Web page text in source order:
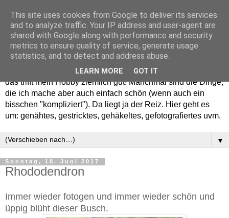
Willkommen in meinem "Wohnzimmer". Einfach und schön -
das trifft mein Hobby ziemlich gut! Manchmal sind die Dinge,
die ich mache aber auch einfach schön (wenn auch ein
bisschen "kompliziert"). Da liegt ja der Reiz. Hier geht es
um: genähtes, gestricktes, gehäkeltes, gefotografiertes uvm.
▼
Sonntag, 18. Juni 2017
Rhododendron
Immer wieder fotogen und immer wieder schön und
üppig blüht dieser Busch.
This site uses cookies from Google to deliver its services
and to analyze traffic. Your IP address and user-agent are
shared with Google along with performance and security
metrics to ensure quality of service, generate usage
statistics, and to detect and address abuse.
LEARN MORE GOT IT